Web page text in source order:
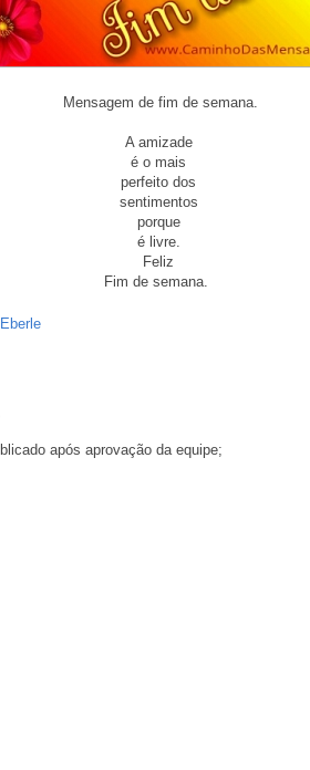
Mensagem de fim de semana.
A amizade
é o mais
perfeito dos
sentimentos
porque
é livre.
Feliz
Fim de semana.
após aprovação da equipe;